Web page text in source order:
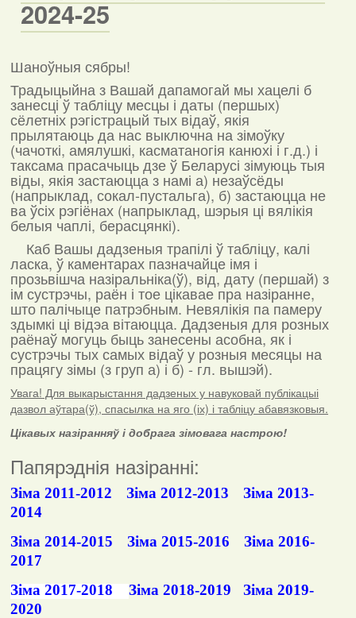
2024-25
Шаноўныя сябры!
Традыцыйна з Вашай дапамогай мы хацелі б
занесці ў табліцу месцы і даты (першых)
сёлетніх рэгістрацый тых відаў, якія
прылятаюць да нас выключна на зімоўку
(чачоткі, амялушкі, касматаногія канюхі і г.д.) і
таксама прасачыць дзе ў Беларусі зімуюць тыя
віды, якія застаюцца з намі а) незаўсёды
(напрыклад, сокал-пустальга), б) застаюцца не
ва ўсіх рэгіёнах (напрыклад, шэрыя ці вялікія
белыя чаплі, берасцянкі).
Каб Вашы дадзеныя трапілі ў табліцу, калі
ласка, ў каментарах пазначайце імя і
прозьвішча назіральніка(ў), від, дату (першай) з
ім сустрэчы, раён і тое цікавае пра назіранне,
што палічыце патрэбным. Невялікія па памеру
здымкі ці відэа вітаюцца. Дадзеныя для розных
раёнаў могуць быць занесены асобна, як і
сустрэчы тых самых відаў у розныя месяцы на
працягу зімы (з груп а) і б) - гл. вышэй).
Увага! Для выкарыстання дадзеных у навуковай публікацыі
дазвол аўтара(ў), спасылка на яго (іх) і табліцу абавязковыя.
Цікавых назіранняў і добрага зімовага настрою!
Папярэднія назіранні:
Зіма 2011-2012 Зіма 2012-2013
Зіма 2013-
2014
Зіма 2014-2015
Зіма 2015-2016
Зіма 2016-
2017
Зіма 2017-2018
Зіма 2018-2019
Зіма 2019-
2020